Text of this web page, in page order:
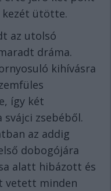
kezét ütötte.
az utolsó
dráma.
kihívásra
így két
zsebéből.
az addig
dobogójára
alatt hibázott és
vetett minden